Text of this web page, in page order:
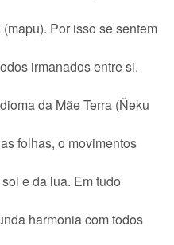
Por isso se sentem
irmanados entre si.
da Mãe Terra (Ñeku
folhas, o movimentos
e da lua. Em tudo
harmonia com todos